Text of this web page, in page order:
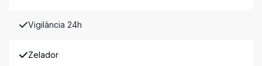
Vigilância 24h
Zelador